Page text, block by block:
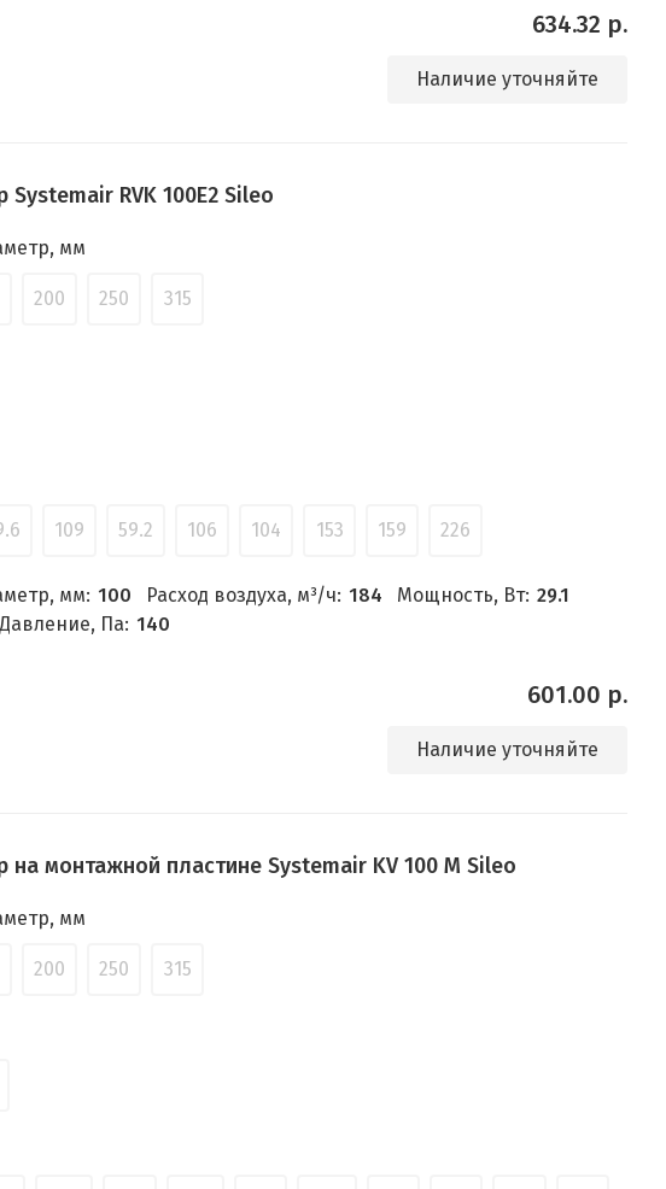
634.32 р.
Наличие уточняйте
RVK 100E2 Sileo
мм
200 250 315
109 59.2 106 104 153 159 226
мм: 100 Расход воздуха, м³/ч: 184 Мощность, Вт: 29.1
Давление, Па: 140
601.00 р.
Наличие уточняйте
на монтажной пластине Systemair KV 100 M Sileo
мм
200 250 315